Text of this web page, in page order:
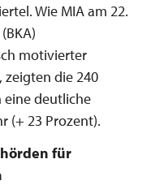
Wie MIA am 22.
motivierter
die 240
eine deutliche
(+ 23 Prozent).
für